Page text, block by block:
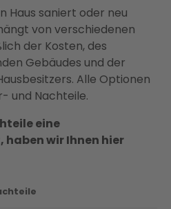
Haus saniert oder neu
von verschiedenen
der Kosten, des
Gebäudes und der
Alle Optionen
und Nachteile.
eine
wir Ihnen hier